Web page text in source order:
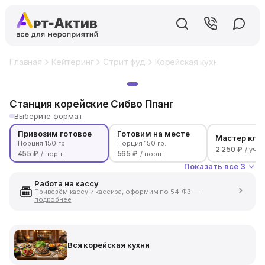
Главная Кейтеринг Стрит фуд Корейская кухня
Станция корейские Сибво Ппанг
Выберите формат
Привозим готовое
Порция 150 гр.
455 ₽ / порц.
Готовим на месте
Порция 150 гр.
565 ₽ / порц.
Мастер
2 250 ₽ /
Показать все 3
Работа на кассу
Привезём кассу и кассира, оформим по 54-ФЗ —
подробнее
Вся корейская кухня